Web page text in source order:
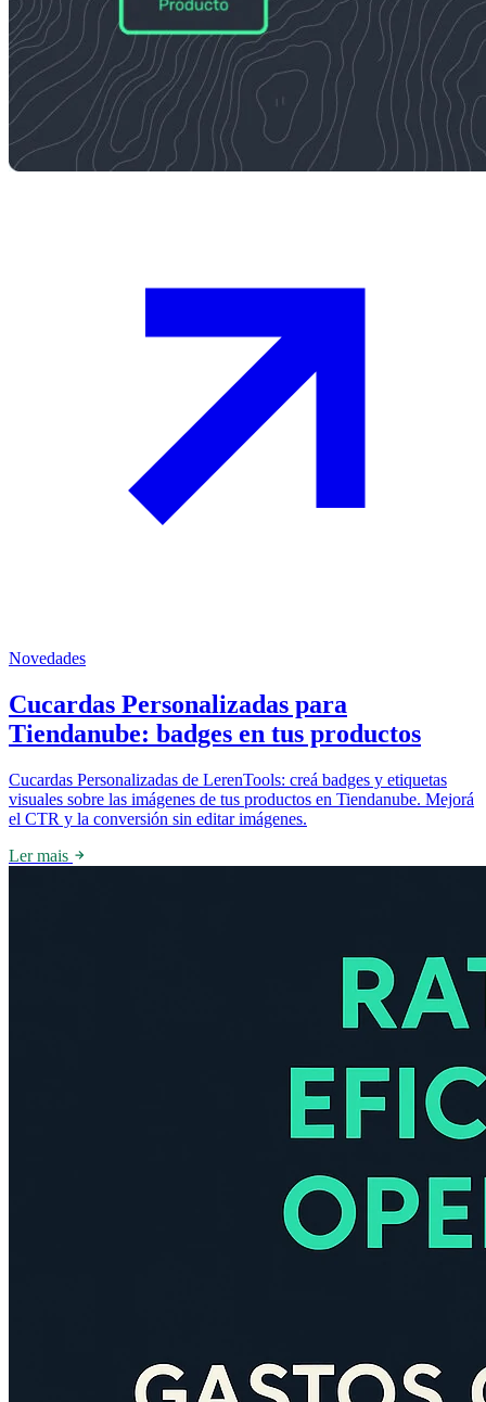
Novedades
Cucardas Personalizadas para
Tiendanube: badges en tus productos
Cucardas Personalizadas de LerenTools: creá badges y etiquetas
visuales sobre las imágenes de tus productos en Tiendanube. Mejorá
el CTR y la conversión sin editar imágenes.
Ler mais